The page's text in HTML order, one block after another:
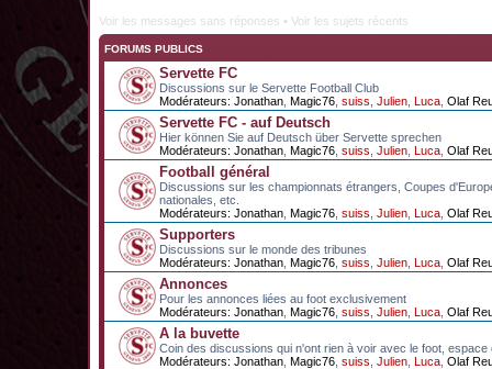
Voir les messages sans réponses • Voir les sujets récents
FORUMS PUBLICS
Servette FC
Discussions sur le Servette Football Club
Modérateurs: Jonathan Magic76 suiss Julien Luca Olaf
Servette FC - auf Deutsch
Hier können Sie auf Deutsch über Servette sprechen
Modérateurs: Jonathan Magic76 suiss Julien Luca Olaf
Football général
Discussions sur les championnats étrangers, Coupes
nationales, etc.
Modérateurs: Jonathan Magic76 suiss Julien Luca Olaf
Supporters
Discussions sur le monde des tribunes
Modérateurs: Jonathan Magic76 suiss Julien Luca Olaf
Annonces
Pour les annonces liées au foot exclusivement
Modérateurs: Jonathan Magic76 suiss Julien Luca Olaf
A la buvette
Coin des discussions qui n'ont rien à voir avec le foot, espace
Modérateurs: Jonathan Magic76 suiss Julien Luca Olaf